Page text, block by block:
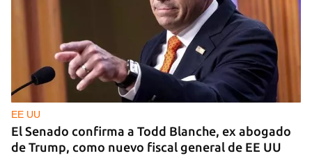
EE UU
El Senado confirma a Todd Blanche, ex abogado
de Trump, como nuevo fiscal general de EE UU